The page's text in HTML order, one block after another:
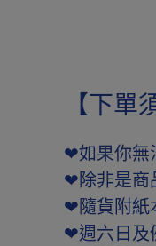
【下單
❤如果你無
❤除非是商
❤隨貨附紙
❤週六日及